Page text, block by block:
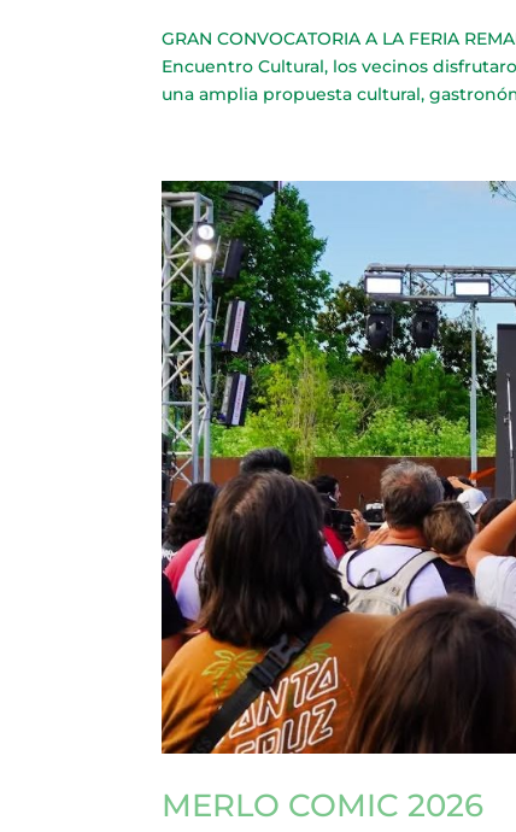
GRAN CONVOCATORIA A LA FERIA
Encuentro Cultural, los vecinos
una amplia propuesta cultural,
MERLO COMIC 2026